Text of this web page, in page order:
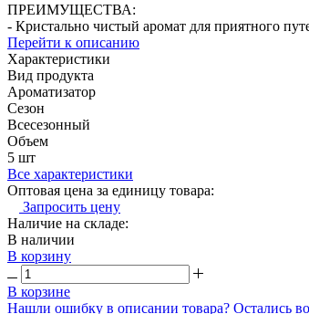
ПРЕИМУЩЕСТВА:
- Кристально чистый аромат для приятного
Перейти к описанию
Характеристики
Вид продукта
Ароматизатор
Сезон
Всесезонный
Объем
5 шт
Все характеристики
Оптовая цена за единицу товара:
Запросить цену
Наличие на складе:
В наличии
В корзину
В корзине
Нашли ошибку в описании товара? Остались